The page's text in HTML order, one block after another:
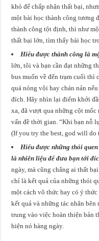
khó để chấp nhận thất bại,
một bài học thành công tương
thành công tột định, thì như
thất bại lớn, tìm thấy bài học
Hiểu được thành công là
lớn, tôi và bạn cần đạt những
bus muốn về đến trạm cuối thì
quá nóng vội hay chán nản
đích. Hãy nhìn lại điểm khởi
xa, đã vượt qua những cột
vấn đề thời gian. “Khi bạn nỗ
(If you try the best, god will do
Hiểu được những thói
là nhiên liệu để đưa bạn tới
ngày, mà cũng chẳng ai thất
chỉ là kết quả của những thói
một cách vô thức hay có ý
kết quả và những tác nhân
trung vào việc hoàn thiện bản
hiện nó hàng ngày.